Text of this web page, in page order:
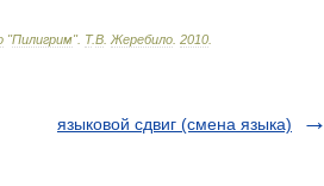
"Пилигрим". Т.В Жеребило 2010
языковой сдвиг (смена языка)